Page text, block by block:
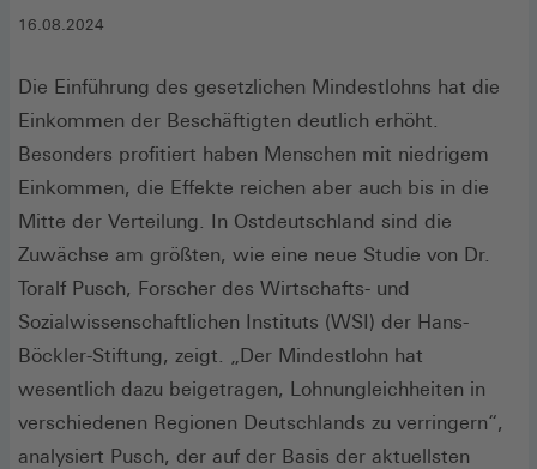
16.08.2024
Die Einführung des gesetzlichen Mindestlohns hat die
Einkommen der Beschäftigten deutlich erhöht.
Besonders profitiert haben Menschen mit niedrigem
Einkommen, die Effekte reichen aber auch bis in die
Mitte der Verteilung. In Ostdeutschland sind die
Zuwächse am größten, wie eine neue Studie von Dr.
Toralf Pusch, Forscher des Wirtschafts- und
Sozialwissenschaftlichen Instituts (WSI) der Hans-
Böckler-Stiftung, zeigt. „Der Mindestlohn hat
wesentlich dazu beigetragen, Lohnungleichheiten in
verschiedenen Regionen Deutschlands zu verringern“,
analysiert Pusch, der auf der Basis der aktuellsten